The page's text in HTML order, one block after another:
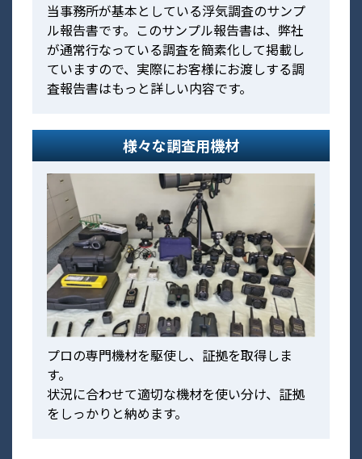
当事務所が基本としている浮気調査のサンプ
ル報告書です。このサンプル報告書は、弊社
が通常行なっている調査を簡素化して掲載し
ていますので、実際にお客様にお渡しする調
査報告書はもっと詳しい内容です。
様々な調査用機材
プロの専門機材を駆使し、証拠を取得しま
す。
状況に合わせて適切な機材を使い分け、証拠
をしっかりと納めます。